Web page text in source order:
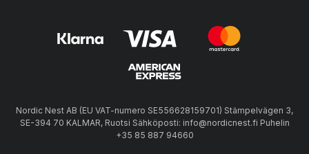
Nordic Nest AB (EU VAT-numero SE556628159701) Stämpelvägen 3,
SE-394 70 KALMAR, Ruotsi Sähköposti: info@nordicnest.fi Puhelin
+35 85 887 94660